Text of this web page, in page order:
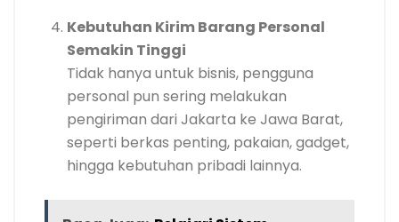
Kebutuhan Kirim Barang Personal
Semakin Tinggi
Tidak hanya untuk bisnis, pengguna
personal pun sering melakukan
pengiriman dari Jakarta ke Jawa Barat,
seperti berkas penting, pakaian, gadget,
hingga kebutuhan pribadi lainnya.